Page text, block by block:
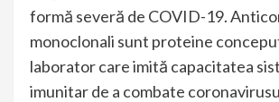
formă severă de COVID-19.
monoclonali sunt proteine
laborator care imită capacitatea
imunitar de a combate